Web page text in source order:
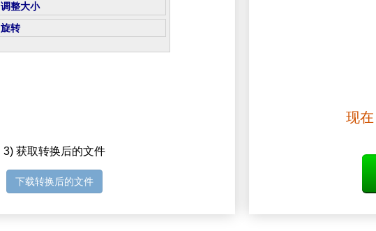
调整大小
旋转
3) 获取转换后的文件
下载转换后的文件
现在